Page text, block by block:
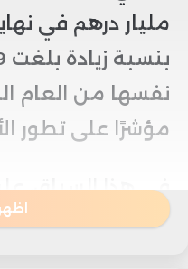
مليار درهم في
نفسها من العام
مؤشرًا على تطور
في هذا السياق،
الاقتصادي على